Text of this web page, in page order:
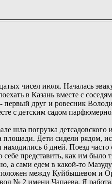
чисел июля. Началась
в Казань вместе с
первый друг и ровесник
с детским садом
шла погрузка
площади. Дети сидели рядом,
б дней. Поезд часто
представить, как им было
а сами едем в какой-то
между Куйбышевом и
№ 2 имени Чапаева. Я